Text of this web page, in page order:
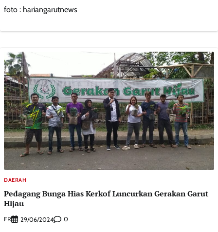
foto : hariangarutnews
DAERAH
Pedagang Bunga Hias Kerkof Luncurkan Gerakan Garut
Hijau
FR 29/06/2024 0